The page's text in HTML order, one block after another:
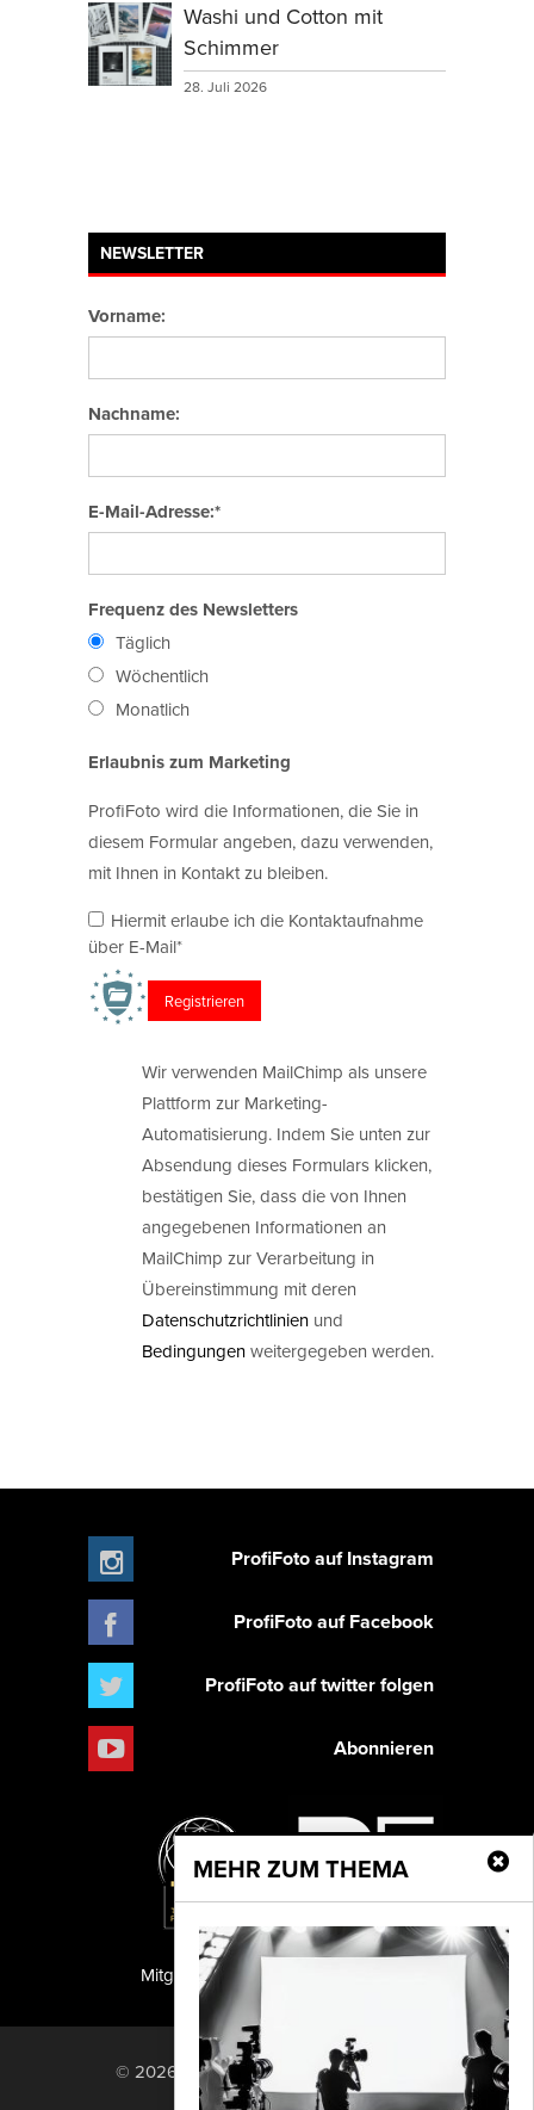
Washi und Cotton mit
Schimmer
28. Juli 2026
NEWSLETTER
Vorname:
Nachname:
E-Mail-Adresse:*
Frequenz des Newsletters
Täglich
Wöchentlich
Monatlich
Erlaubnis zum Marketing
ProfiFoto wird die Informationen, die Sie in
diesem Formular angeben, dazu verwenden,
mit Ihnen in Kontakt zu bleiben.
Hiermit erlaube ich die Kontaktaufnahme
über E-Mail*
Wir verwenden MailChimp als unsere
Plattform zur Marketing-
Automatisierung. Indem Sie unten zur
Absendung dieses Formulars klicken,
bestätigen Sie, dass die von Ihnen
angegebenen Informationen an
MailChimp zur Verarbeitung in
Übereinstimmung mit deren
Datenschutzrichtlinien und
Bedingungenweitergegeben werden.
MEHR ZUM THEMA
ProfiFoto auf Instagram
ProfiFoto auf Facebook
ProfiFoto auf twitter folgen
Abonnieren
Mitglied der TIPA
© 2026 PF Publishing GmbH. All rights
reserved.